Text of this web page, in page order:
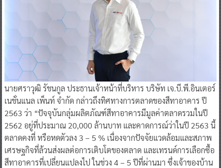
​นายศราวุฒิ รัชนกูล ประธานเจ้าหน้าที่บริหาร บริษัท เจ.บี.พี.อินเตอร์
เนชั่นแนล เพ็นท์ จำกัด กล่าวถึงทิศทางการตลาดของสีทาอาคาร ปี
2563 ว่า “ปัจจุบันกลุ่มผลิตภัณฑ์สีทาอาคารมีมูลค่าตลาดรวมในปี
2562 อยู่ที่ประมาณ 20,000 ล้านบาท และคาดการณ์ว่าในปี 2563 นี้
ตลาดคงที่ หรือหดตัวลง 3 – 5 % เนื่องจากปัจจัยแวดล้อมและสภาพ
เศรษฐกิจที่ล้วนส่งผลต่อการเติบโตของตลาด และเทรนด์การเลือกซื้อ
สีทาอาคารที่เปลี่ยนแปลงไป ในช่วง 4 – 5 ปีที่ผ่านมา ซึ่งเจ้าของบ้าน